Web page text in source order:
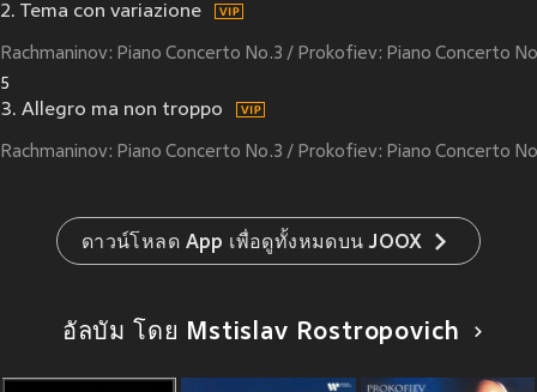
2. Tema con variazione
Rachmaninov: Piano Concerto No.3 / Prokofiev: Piano Concerto
5
3. Allegro ma non troppo
Rachmaninov: Piano Concerto No.3 / Prokofiev: Piano Concerto
ดาวน์โหลด App เพื่อดูทั้งหมดบน JOOX
อัลบัม โดย Mstislav Rostropovich